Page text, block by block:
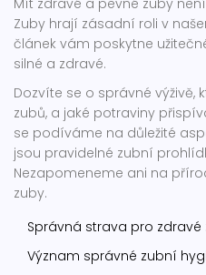
Mít zdravé a pevné zuby
Zuby hrají zásadní roli v
článek vám poskytne
silné a zdravé.
Dozvíte se o správné výživě,
zubů, a jaké potraviny
se podíváme na důležité
jsou pravidelné zubní
Nezapomeneme ani na
zuby.
Správná strava pro zdravé
Význam správné zubní